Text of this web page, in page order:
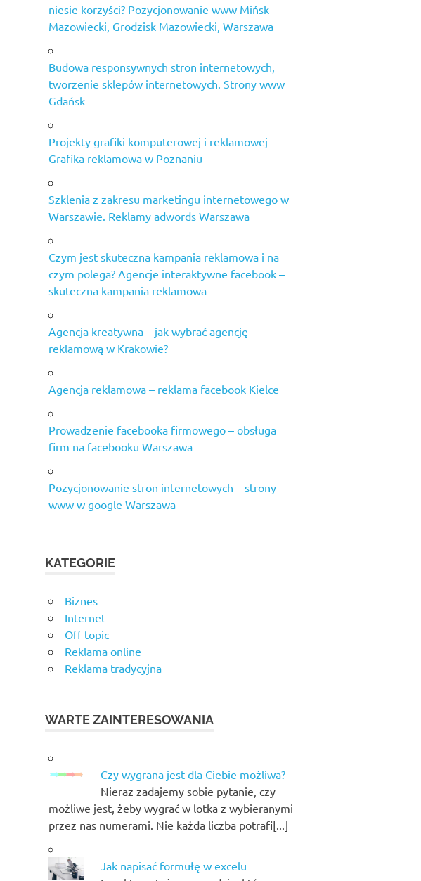
niesie korzyści? Pozycjonowanie www Mińsk
Mazowiecki, Grodzisk Mazowiecki, Warszawa
Budowa responsywnych stron internetowych,
tworzenie sklepów internetowych. Strony www
Gdańsk
Projekty grafiki komputerowej i reklamowej –
Grafika reklamowa w Poznaniu
Szklenia z zakresu marketingu internetowego w
Warszawie. Reklamy adwords Warszawa
Czym jest skuteczna kampania reklamowa i na
czym polega? Agencje interaktywne facebook –
skuteczna kampania reklamowa
Agencja kreatywna – jak wybrać agencję
reklamową w Krakowie?
Agencja reklamowa – reklama facebook Kielce
Prowadzenie facebooka firmowego – obsługa
firm na facebooku Warszawa
Pozycjonowanie stron internetowych – strony
www w google Warszawa
KATEGORIE
Biznes
Internet
Off-topic
Reklama online
Reklama tradycyjna
WARTE ZAINTERESOWANIA
Czy wygrana jest dla Ciebie możliwa?
Nieraz zadajemy sobie pytanie, czy
możliwe jest, żeby wygrać w lotka z wybieranymi
przez nas numerami. Nie każda liczba potrafi[...]
Jak napisać formułę w excelu